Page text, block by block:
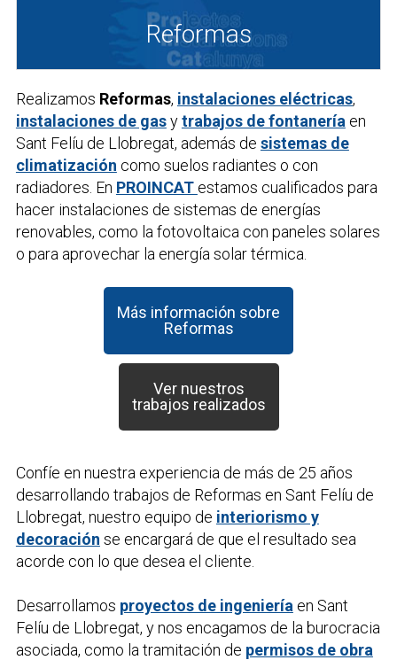
Reformas
Realizamos Reformas, instalaciones eléctricas,
instalaciones de gasytrabajos de fontanería en
Sant Felíu de Llobregat, además de sistemas de
climatización como suelos radiantes o con
radiadores. En PROINCAT estamos cualificados para
hacer instalaciones de sistemas de energías
renovables, como la fotovoltaica con paneles solares
o para aprovechar la energía solar térmica.
Más información sobre
Reformas
Ver nuestros
trabajos realizados
Confíe en nuestra experiencia de más de 25 años
desarrollando trabajos de Reformas en Sant Felíu de
Llobregat, nuestro equipo de interiorismo y
decoración se encargará de que el resultado sea
acorde con lo que desea el cliente.
Desarrollamos proyectos de ingeniería en Sant
Felíu de Llobregat, y nos encagamos de la burocracia
asociada, como la tramitación de permisos de obra